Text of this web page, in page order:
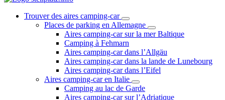
Trouver des aires camping-car
Places de parking en Allemagne
Aires camping-car sur la mer Baltique
Camping à Fehmarn
Aires camping-car dans l’Allgäu
Aires camping-car dans la lande de Lunebourg
Aires camping-car dans l’Eifel
Aires camping-car en Italie
Camping au lac de Garde
Aires camping-car sur l’Adriatique